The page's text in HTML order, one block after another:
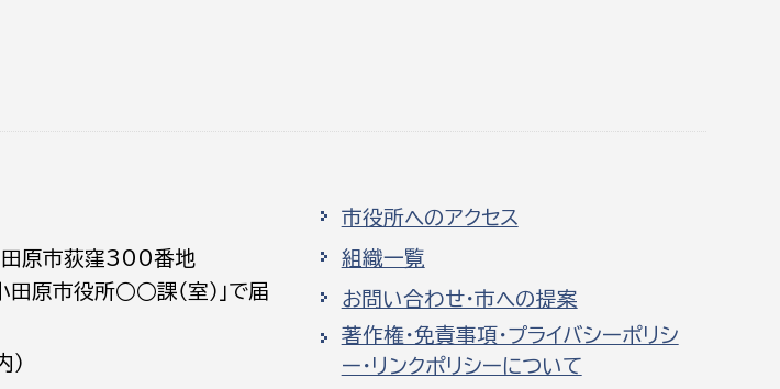
原市荻窪300番地
原市役所○○課（室）」で届
市役所へのアクセス
組織一覧
お問い合わせ・市への提案
著作権・免責事項・プライバシーポリシ
ー・リンクポリシーについて